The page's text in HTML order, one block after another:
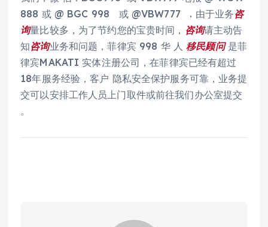
888 或 @ BGC 998 或 @VBW777 . 由于业务咨
询量比较多，为了节约您的宝贵时间， 咨询请主动告
知咨询业务和问题，菲律宾 998 华 人移民顾问是菲
律宾MAKATI 实体注册公司，在菲律宾已经有超过
18年服务经验，客户 隐私安全保护服务可靠，业务提
交可以安排工作人员上门取件或前往我们办公室提交
。